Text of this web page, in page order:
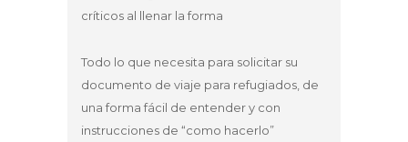
críticos al llenar la forma
Todo lo que necesita para solicitar su
documento de viaje para refugiados, de
una forma fácil de entender y con
instrucciones de “como hacerlo”